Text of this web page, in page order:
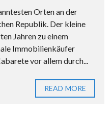
Orten an der
Republik. Der kleine
Jahren zu einem
Immobilienkäufer
vor allem durch...
READ MORE